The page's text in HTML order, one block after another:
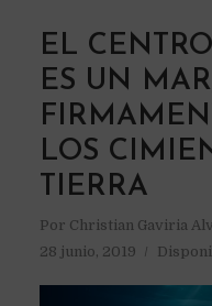
EL
ES UN
LOS
TIERRA
Por Christian Gaviria
28 junio, 2019